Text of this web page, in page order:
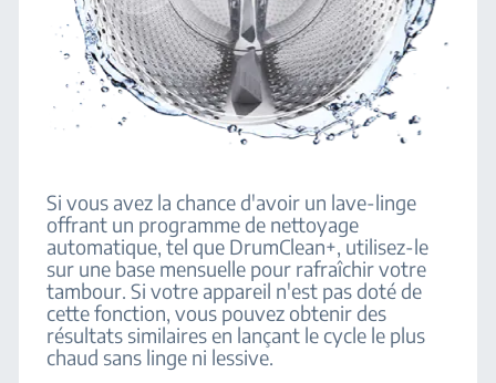
Si vous avez la chance d'avoir un lave-linge
offrant un programme de nettoyage
automatique, tel que DrumClean+, utilisez-le
sur une base mensuelle pour rafraîchir votre
tambour. Si votre appareil n'est pas doté de
cette fonction, vous pouvez obtenir des
résultats similaires en lançant le cycle le plus
chaud sans linge ni lessive.